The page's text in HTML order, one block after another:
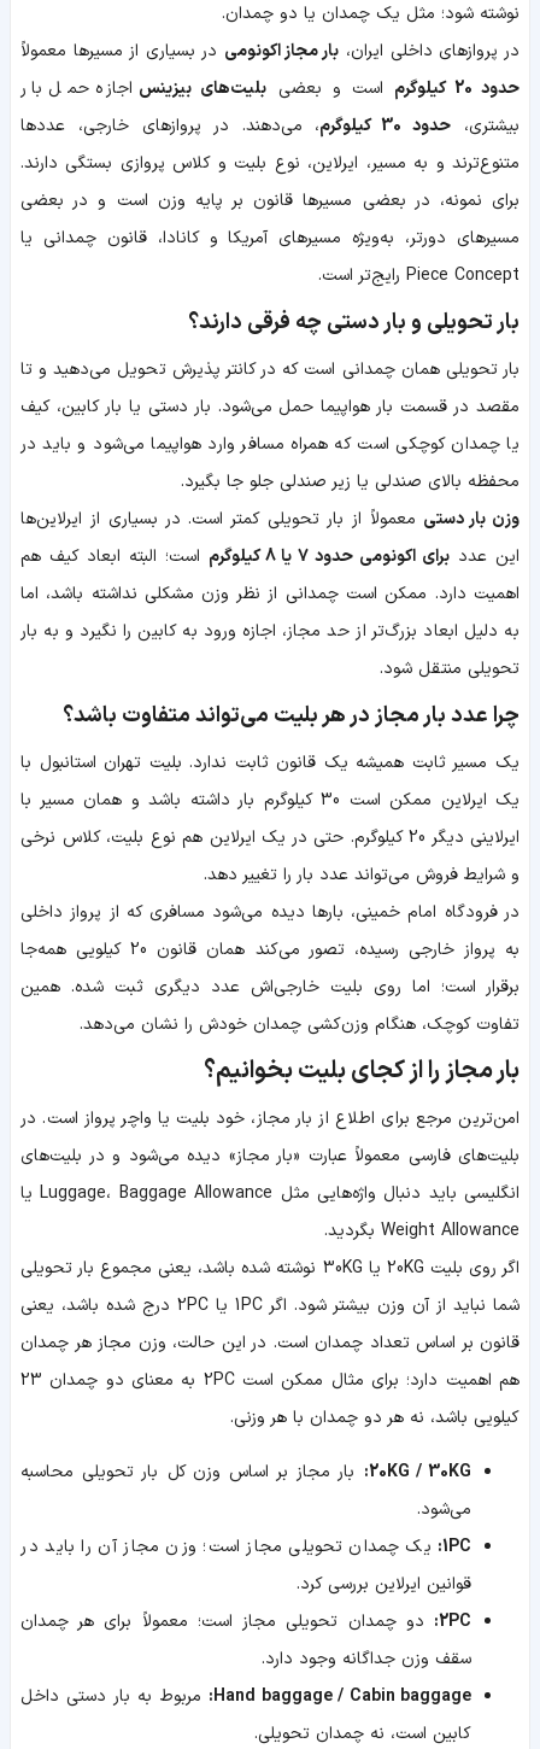
نوشته شود؛ مثل یک چمدان یا دو چمدان.
در پروازهای داخلی ایران، بار مجاز اکونومی در بسیاری از مسیرها معمولاً
حدود 20 کیلوگرم
است و بعضی بلیت‌های بیزینس اجازه حمل بار
بیشتری، حدود 30 کیلوگرم
، می‌دهند. در پروازهای خارجی، عددها
متنوع‌ترند و به مسیر، ایرلاین، نوع بلیت و کلاس پروازی بستگی دارند.
برای نمونه، در بعضی مسیرها قانون بر پایه وزن است و در بعضی
مسیرهای دورتر، به‌ویژه مسیرهای آمریکا و کانادا، قانون چمدانی یا
Piece Concept رایج‌تر است.
بار تحویلی و بار دستی چه فرقی دارند؟
بار تحویلی همان چمدانی است که در کانتر پذیرش تحویل می‌دهید و تا
مقصد در قسمت بار هواپیما حمل می‌شود. بار دستی یا بار کابین، کیف
یا چمدان کوچکی است که همراه مسافر وارد هواپیما می‌شود و باید در
محفظه بالای صندلی یا زیر صندلی جلو جا بگیرد.
وزن بار دستی معمولاً از بار تحویلی کمتر است. در بسیاری از ایرلاین‌ها
این عدد برای اکونومی حدود 7 یا 8 کیلوگرم
است؛ البته ابعاد کیف هم
اهمیت دارد. ممکن است چمدانی از نظر وزن مشکلی نداشته باشد، اما
به دلیل ابعاد بزرگ‌تر از حد مجاز، اجازه ورود به کابین را نگیرد و به بار
تحویلی منتقل شود.
چرا عدد بار مجاز در هر بلیت می‌تواند متفاوت باشد؟
یک مسیر ثابت همیشه یک قانون ثابت ندارد. بلیت تهران استانبول با
یک ایرلاین ممکن است 30 کیلوگرم بار داشته باشد و همان مسیر با
ایرلاینی دیگر 20 کیلوگرم. حتی در یک ایرلاین هم نوع بلیت، کلاس نرخی
و شرایط فروش می‌تواند عدد بار را تغییر دهد.
در فرودگاه امام خمینی، بارها دیده می‌شود مسافری که از پرواز داخلی
به پرواز خارجی رسیده، تصور می‌کند همان قانون 20 کیلویی همه‌جا
برقرار است؛ اما روی بلیت خارجی‌اش عدد دیگری ثبت شده. همین
تفاوت کوچک، هنگام وزن‌کشی چمدان خودش را نشان می‌دهد.
بار مجاز را از کجای بلیت بخوانیم؟
امن‌ترین مرجع برای اطلاع از بار مجاز، خود بلیت یا واچر پرواز است. در
بلیت‌های فارسی معمولاً عبارت «بار مجاز» دیده می‌شود و در بلیت‌های
انگلیسی باید دنبال واژه‌هایی مثل Luggage، Baggage Allowance یا
Weight Allowance بگردید.
اگر روی بلیت 20KG یا 30KG نوشته شده باشد، یعنی مجموع بار تحویلی
شما نباید از آن وزن بیشتر شود. اگر 1PC یا 2PC درج شده باشد، یعنی
قانون بر اساس تعداد چمدان است. در این حالت، وزن مجاز هر چمدان
هم اهمیت دارد؛ برای مثال ممکن است 2PC به معنای دو چمدان 23
کیلویی باشد، نه هر دو چمدان با هر وزنی.
20KG / 30KG:
بار مجاز بر اساس وزن کل بار تحویلی محاسبه
می‌شود.
1PC: یک چمدان تحویلی مجاز است؛ وزن مجاز آن را باید در
قوانین ایرلاین بررسی کرد.
2PC:
دو چمدان تحویلی مجاز است؛ معمولاً برای هر چمدان
سقف وزن جداگانه وجود دارد.
Hand baggage / Cabin baggage: مربوط به بار دستی داخل
کابین است، نه چمدان تحویلی.